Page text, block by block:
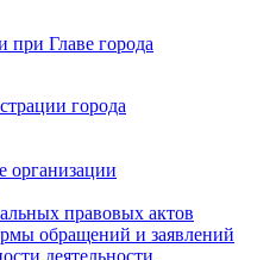
при Главе города
города
организации
правовых актов
обращений и заявлений
деятельности